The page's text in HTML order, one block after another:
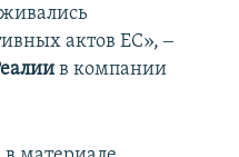
актов ЕС», ‒
в компании